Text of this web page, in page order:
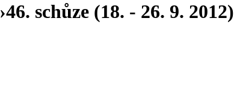
›46. schůze (18. - 26. 9. 2012)